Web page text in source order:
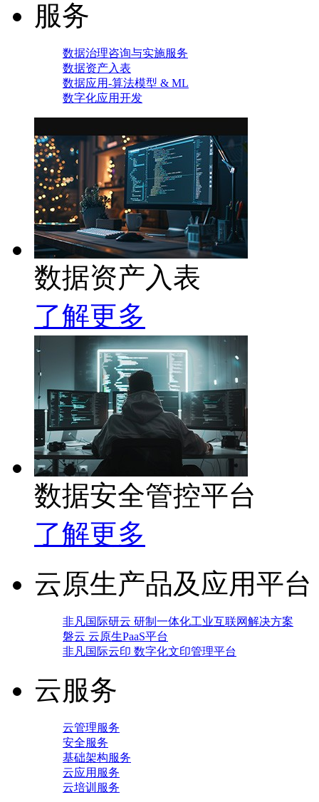
服务
数据治理咨询与实施服务
数据资产入表
数据应用-算法模型 & ML
数字化应用开发
数据资产入表
了解更多
数据安全管控平台
了解更多
云原生产品及应用平台
非凡国际研云 研制一体化工业互联网解决方案
磐云 云原生PaaS平台
非凡国际云印 数字化文印管理平台
云服务
云管理服务
安全服务
基础架构服务
云应用服务
云培训服务